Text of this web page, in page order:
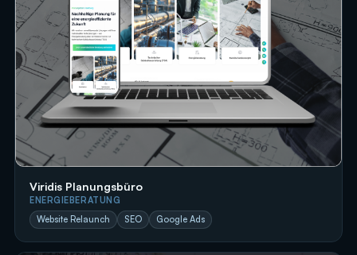
Viridis Planungsbüro
ENERGIEBERATUNG
Website Relaunch
SEO Google Ads